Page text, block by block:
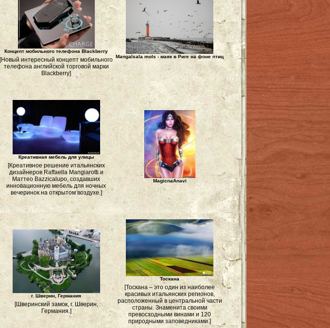
Концепт мобильного телефона Blackberry
[Новый интересный концепт мобильного
телефона английской торговой марки
Blackberry]
Mangalsala mols - маяк в Риге на фоне птиц
Креативная мебель для улицы
[Креативное решение итальянских
дизайнеров Raffaella Mangiarotti и
Маттео Bazzicalupo, создавших
инновационную мебель для ночных
вечеринок на открытом воздухе.]
MagicnaAnavi
г. Шверин, Германия
[Шверинский замок, г. Шверин,
Германия.]
Тоскана
[Тоскана – это один из наиболее
красивых итальянских регионов,
расположенный в центральной части
страны. Знаменита своими
превосходными винами и 120
природными заповедниками.]